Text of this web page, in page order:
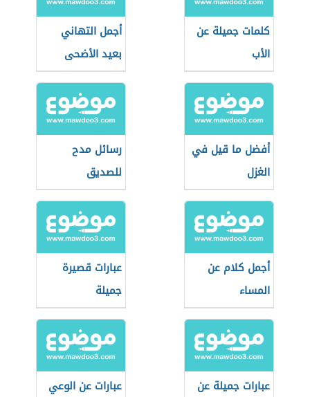
كلمات جميلة عن
الأب
أجمل التهاني
بعيد الأضحى
المبارك
أفضل ما قيل في
الغزل
رسائل مدح
للصديق
أجمل كلام عن
المساء
عبارات قصيرة
جميلة
عبارات جميلة عن
عبارات عن الوعي